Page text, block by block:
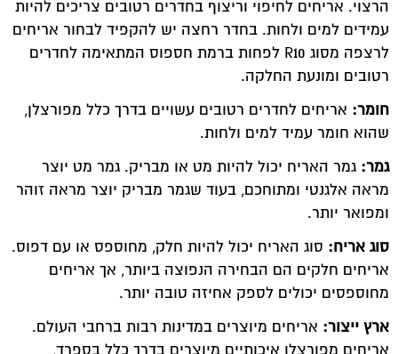
הרצוי. אריחים לחיפוי וריצוף בחדרים רטובים צריכים להיות
עמידים למים ולחות. בחדר רחצה יש להקפיד לבחור אריחים
לרצפה מסוג R10 לפחות ברמת חספוס המתאימה לחדרים
רטובים ומונעת החלקה.
חומר: אריחים לחדרים רטובים עשויים בדרך כלל מפורצלן,
שהוא חומר עמיד למים ולחות.
גמר: גמר האריח יכול להיות מט או מבריק. גמר מט יוצר
מראה אלגנטי ומתוחכם, בעוד שגמר מבריק יוצר מראה זוהר
ומפואר יותר.
סוג אריח: סוג האריח יכול להיות חלק, מחוספס או עם דפוס.
אריחים חלקים הם הבחירה הנפוצה ביותר, אך אריחים
מחוספסים יכולים לספק אחיזה טובה יותר.
ארץ ייצור: אריחים מיוצרים במדינות רבות ברחבי העולם.
אריחים מפורצלן איכותיים מיוצרים בדרך כלל בספרד,